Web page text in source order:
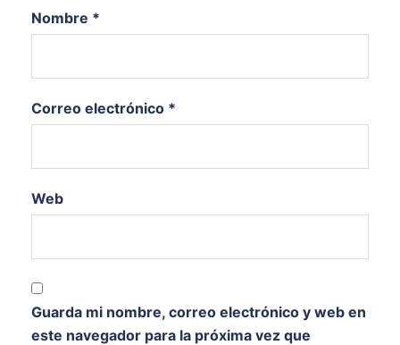
Nombre *
Correo electrónico *
Web
Guarda mi nombre, correo electrónico y web en
este navegador para la próxima vez que